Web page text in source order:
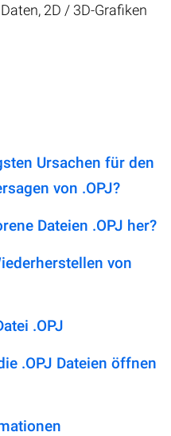
2D / 3D-Grafiken
Ursachen für den
von .OPJ?
Dateien .OPJ her?
von
.OPJ
.OPJ Dateien öffnen